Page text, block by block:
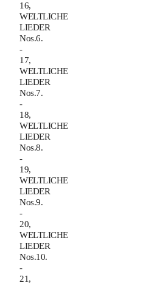
16,
WELTLICHE
LIEDER
Nos.6.
-
17,
WELTLICHE
LIEDER
Nos.7.
-
18,
WELTLICHE
LIEDER
Nos.8.
-
19,
WELTLICHE
LIEDER
Nos.9.
-
20,
WELTLICHE
LIEDER
Nos.10.
-
21,